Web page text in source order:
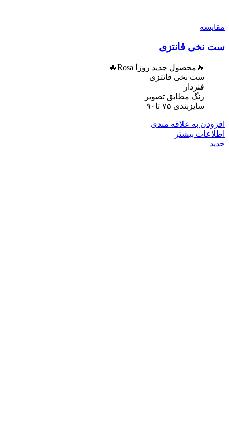
مقایسه
ست نخی فانتزی
🔥محصول جدید روزا Rosa🔥
ست نخی فانتزی
فنردار
رنگ مطابق تصویر
سایزبندی ۷۵ تا۹۰
افزودن به علاقه مندی
اطلاعات بیشتر
جدید